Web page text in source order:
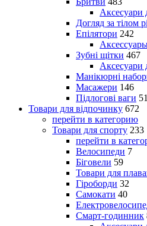
Аксесуари
Догляд за тілом
Епілятори 242
Зубні щітки 467
Аксесуари
Манікюрні
Масажери 146
Підлогові ваги
Товари для відпочинку 672
перейти в категорию
Товари для спорту 233
перейти в
Велосипеди 7
Біговели 59
Товари для
Гіроборди 32
Самокати 40
Смарт-годинник